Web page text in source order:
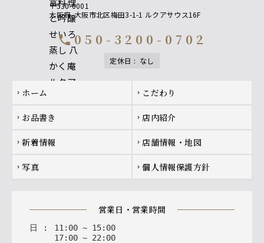
〒530-0001
大阪府 大阪市北区梅田3-1-1 ルクアサウス16F
call050-3200-0702
定休日 : なし
Footer navigation
chevron_right ホーム chevron_right こだわり
chevron_right お品書き chevron_right 店内紹介
chevron_right 新着情報 chevron_right 店舗情報・地図
chevron_right 写真 chevron_right 個人情報保護方針
営業日・営業時間
日 : 11 : 00 ~ 15: 00
17: 00 ~ 22 : 00